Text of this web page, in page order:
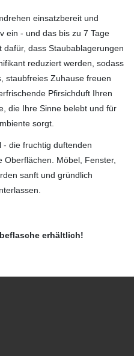
einsatzbereit und
ein - und das bis zu 7 Tage
dass Staubablagerungen
reduziert werden, sodass
staubfreies Zuhause freuen
Pfirsichduft Ihren
die Ihre Sinne belebt und für
sorgt.
- die fruchtig duftenden
Möbel, Fenster,
sanft und gründlich
erhältlich!